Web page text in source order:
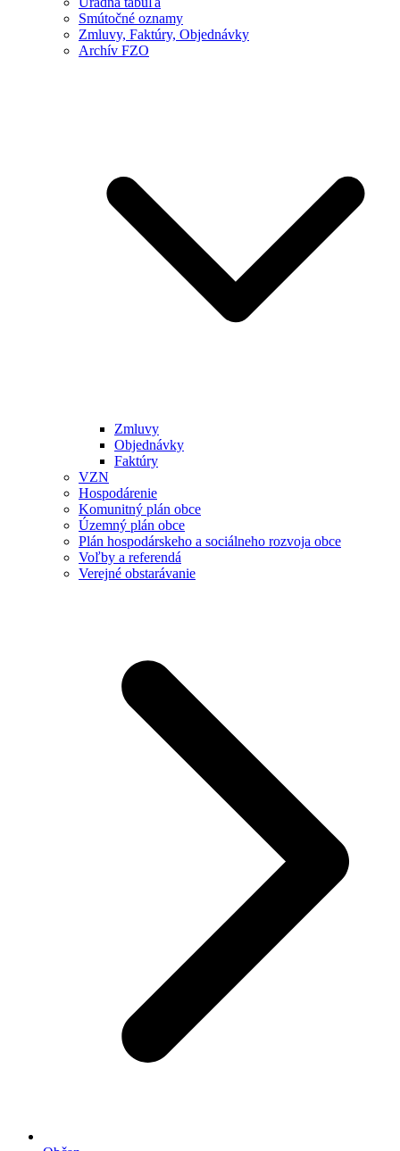
Smútočné oznamy
Zmluvy, Faktúry, Objednávky
Archív FZO
Zmluvy
Objednávky
Faktúry
VZN
Hospodárenie
Komunitný plán obce
Územný plán obce
Plán hospodárskeho a sociálneho rozvoja obce
Voľby a referendá
Verejné obstarávanie